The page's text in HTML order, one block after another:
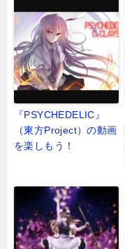
『PSYCHEDELIC』
（東方Project）の動画
を楽しもう！